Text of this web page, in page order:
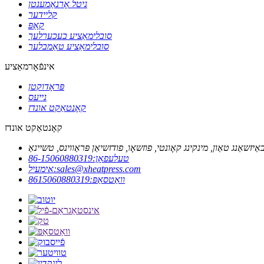
ניטל אָרנאַמענטן
קליידער
קאַפּ
סובלימאַציע בעכערלעך
סובלימאַציע טאַמבלער
אינפֿאָרמאַציע
פּראָדוקטן
נייעס
קאָנטאַקט אונדז
קאָנטאַקט אונדז
טאַון, מינקינג קאָונטי, פוזשאָו, פודזשיאַן פּראַווינס, טשיינאַ
טעלעפאָן:86-15060880319
אימעיל:sales@xheatpress.com
וואַטסאַפּ:8615060880319